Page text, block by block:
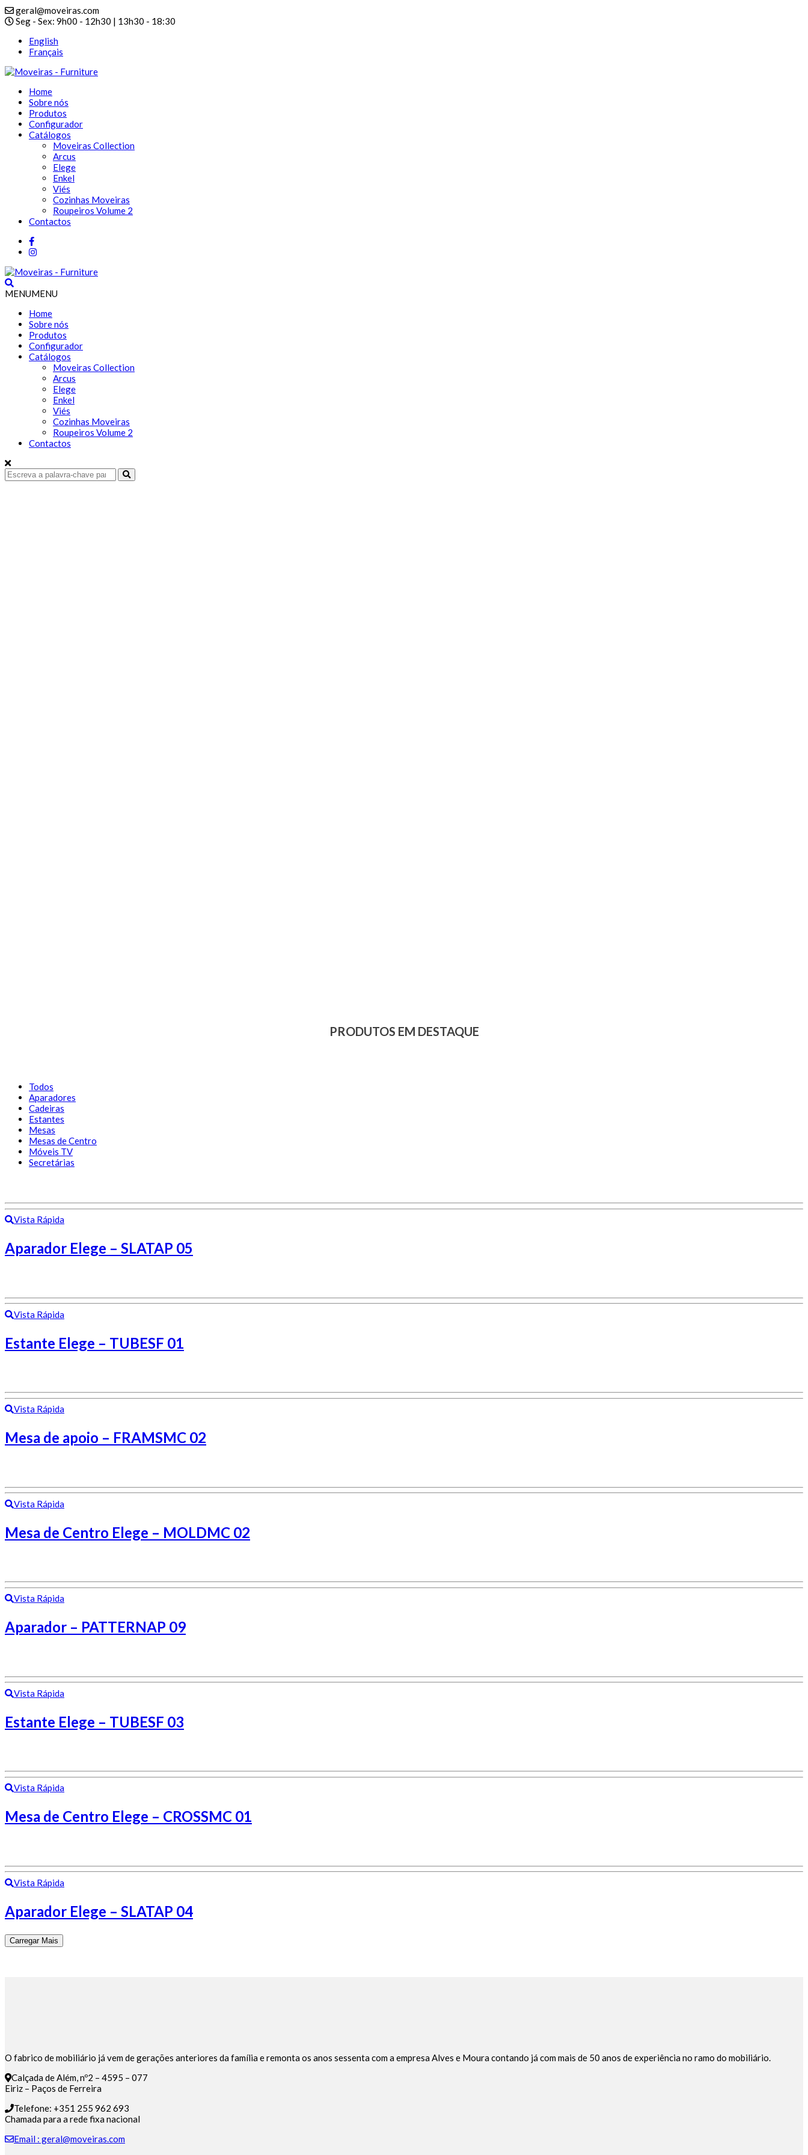
geral@moveiras.com
Seg - Sex: 9h00 - 12h30 | 13h30 - 18:30
English
Français
Home
Sobre nós
Produtos
Configurador
Catálogos
Moveiras Collection
Arcus
Elege
Enkel
Viés
Cozinhas Moveiras
Roupeiros Volume 2
Contactos
MENUMENU
Home
Sobre nós
Produtos
Configurador
Catálogos
Moveiras Collection
Arcus
Elege
Enkel
Viés
Cozinhas Moveiras
Roupeiros Volume 2
Contactos
PRODUTOS EM DESTAQUE
Todos
Aparadores
Cadeiras
Estantes
Mesas
Mesas de Centro
Móveis TV
Secretárias
Vista Rápida
Aparador Elege – SLATAP 05
Vista Rápida
Estante Elege – TUBESF 01
Vista Rápida
Mesa de apoio – FRAMSMC 02
Vista Rápida
Mesa de Centro Elege – MOLDMC 02
Vista Rápida
Aparador – PATTERNAP 09
Vista Rápida
Estante Elege – TUBESF 03
Vista Rápida
Mesa de Centro Elege – CROSSMC 01
Vista Rápida
Aparador Elege – SLATAP 04
Carregar Mais
O fabrico de mobiliário já vem de gerações anteriores da família e remonta os anos sessenta com a empresa Alves e Moura contando já com mais de 50 anos de experiência no ramo do mobiliário.
Calçada de Além, nº2 – 4595 – 077
Eiriz – Paços de Ferreira
Telefone: +351 255 962 693
Chamada para a rede fixa nacional
Email : geral@moveiras.com